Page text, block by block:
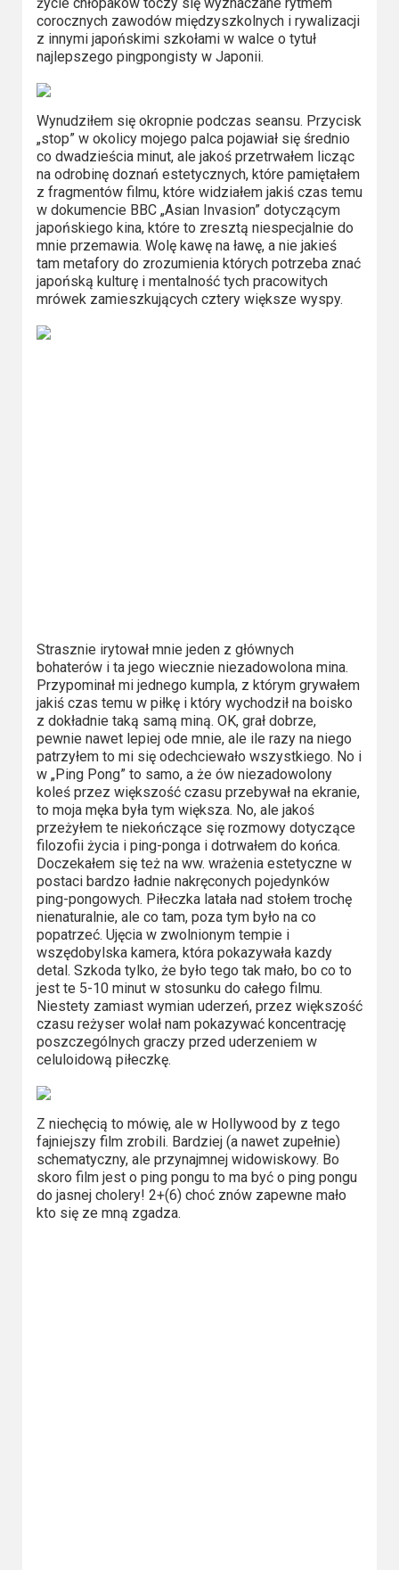
Apple
TV
+
Disney+
HBO
Max
Netflix
Sky
Showtime
Podsumowania
2017
2015
2014
corocznych zawodów międzyszkolnych i rywalizacji
z innymi japońskimi szkołami w walce o tytuł
najlepszego pingpongisty w Japonii.
Wynudziłem się okropnie podczas seansu. Przycisk
„stop” w okolicy mojego palca pojawiał się średnio
co dwadzieścia minut, ale jakoś przetrwałem licząc
na odrobinę doznań estetycznych, które pamiętałem
z fragmentów filmu, które widziałem jakiś czas temu
w dokumencie BBC „Asian Invasion” dotyczącym
japońskiego kina, które to zresztą niespecjalnie do
mnie przemawia. Wolę kawę na ławę, a nie jakieś
tam metafory do zrozumienia których potrzeba znać
japońską kulturę i mentalność tych pracowitych
mrówek zamieszkujących cztery większe wyspy.
Strasznie irytował mnie jeden z głównych
bohaterów i ta jego wiecznie niezadowolona mina.
Przypominał mi jednego kumpla, z którym grywałem
jakiś czas temu w piłkę i który wychodził na boisko
z dokładnie taką samą miną. OK, grał dobrze,
pewnie nawet lepiej ode mnie, ale ile razy na niego
patrzyłem to mi się odechciewało wszystkiego. No i
w „Ping Pong” to samo, a że ów niezadowolony
koleś przez większość czasu przebywał na ekranie,
to moja męka była tym większa. No, ale jakoś
przeżyłem te niekończące się rozmowy dotyczące
filozofii życia i ping-ponga i dotrwałem do końca.
Doczekałem się też na ww. wrażenia estetyczne w
postaci bardzo ładnie nakręconych pojedynków
ping-pongowych. Piłeczka latała nad stołem trochę
nienaturalnie, ale co tam, poza tym było na co
popatrzeć. Ujęcia w zwolnionym tempie i
wszędobylska kamera, która pokazywała kazdy
detal. Szkoda tylko, że było tego tak mało, bo co to
jest te 5-10 minut w stosunku do całego filmu.
Niestety zamiast wymian uderzeń, przez większość
czasu reżyser wolał nam pokazywać koncentrację
poszczególnych graczy przed uderzeniem w
celuloidową piłeczkę.
Z niechęcią to mówię, ale w Hollywood by z tego
fajniejszy film zrobili. Bardziej (a nawet zupełnie)
schematyczny, ale przynajmnej widowiskowy. Bo
skoro film jest o ping pongu to ma być o ping pongu
do jasnej cholery! 2+(6) choć znów zapewne mało
kto się ze mną zgadza.